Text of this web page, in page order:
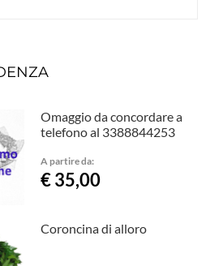
Omaggio da concordare a
telefono al 3388844253
A partire da:
€ 35,00
Coroncina di alloro